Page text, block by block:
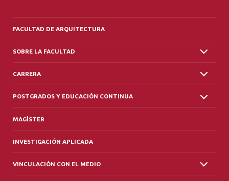
FACULTAD DE ARQUITECTURA
SOBRE LA FACULTAD
CARRERA
POSTGRADOS Y EDUCACIÓN CONTINUA
MAGÍSTER
INVESTIGACIÓN APLICADA
VINCULACIÓN CON EL MEDIO